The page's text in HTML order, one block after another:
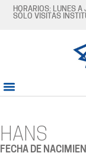
HORARIOS: LUNES
SÓLO VISITAS
HANS
FECHA DE